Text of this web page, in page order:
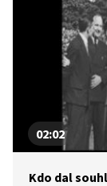
02:02
Kdo dal